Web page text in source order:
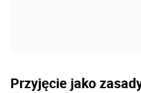
Przyjęcie jako